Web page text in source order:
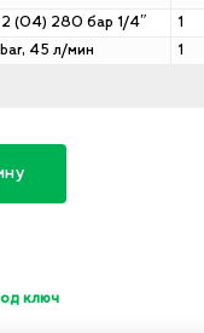
(04) 280 бар 1/4″ 1
45 л/мин 1
ключ